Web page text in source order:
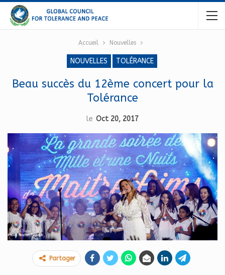
Accueil Nouvelles
NOUVELLES TOLÉRANCE
Beau succès du 12ème concert pour la
Tolérance
le Oct 20, 2017
Partager